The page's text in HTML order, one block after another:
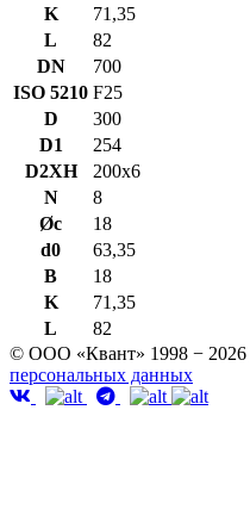
K
71,35
L
82
DN
700
ISO 5210 F25
D
300
D1
254
D2XH
200x6
N
8
Øc
18
d0
63,35
B
18
K
71,35
L
82
© ООО «Квант» 1998 − 2026
персональных данных